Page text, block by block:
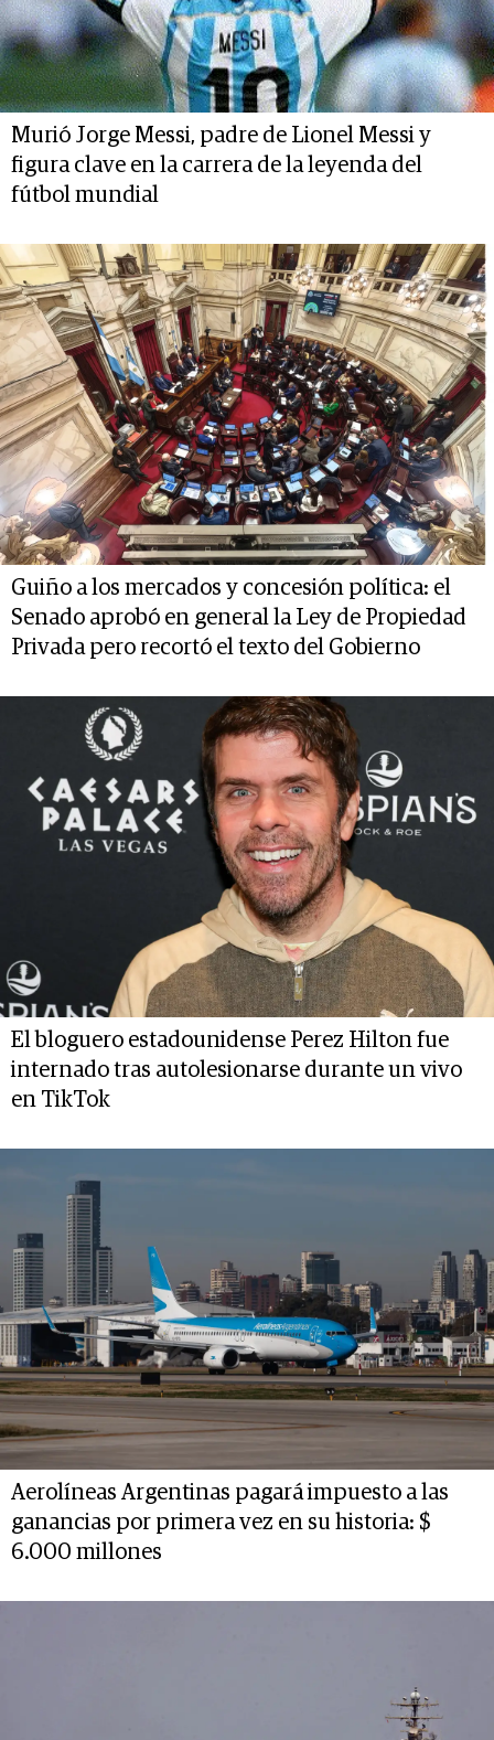
Murió Jorge Messi, padre de Lionel Messi y
figura clave en la carrera de la leyenda del
fútbol mundial
Guiño a los mercados y concesión política: el
Senado aprobó en general la Ley de Propiedad
Privada pero recortó el texto del Gobierno
El bloguero estadounidense Perez Hilton fue
internado tras autolesionarse durante un vivo
en TikTok
Aerolíneas Argentinas pagará impuesto a las
ganancias por primera vez en su historia: $
6.000 millones